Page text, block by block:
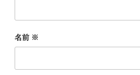
名前 ※